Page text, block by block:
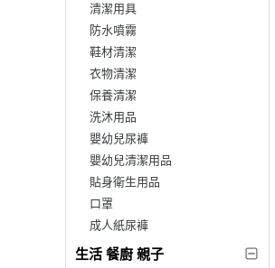
清潔用具
防水噴霧
鞋材清潔
衣物清潔
保養清潔
洗沐用品
嬰幼兒尿褲
嬰幼兒清潔用品
貼身衛生用品
口罩
成人紙尿褲
生活 餐廚 親子